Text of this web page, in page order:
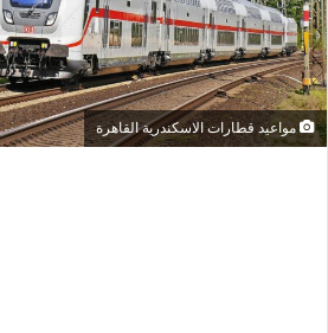
مواعيد قطارات الاسكندرية القاهرة